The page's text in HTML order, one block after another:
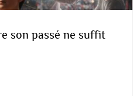
son passé ne suffit